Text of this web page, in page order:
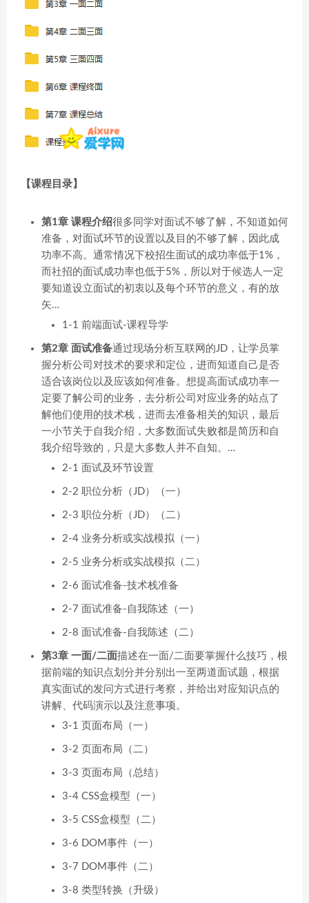
【课程目录】
第1章 课程介绍很多同学对面试不够了解，不知道如何
准备，对面试环节的设置以及目的不够了解，因此成
功率不高。通常情况下校招生面试的成功率低于1%，
而社招的面试成功率也低于5%，所以对于候选人一定
要知道设立面试的初衷以及每个环节的意义，有的放
矢…
1-1 前端面试-课程导学
第2章 面试准备通过现场分析互联网的JD，让学员掌
握分析公司对技术的要求和定位，进而知道自己是否
适合该岗位以及应该如何准备。想提高面试成功率一
定要了解公司的业务，去分析公司对应业务的站点了
解他们使用的技术栈，进而去准备相关的知识，最后
一小节关于自我介绍，大多数面试失败都是简历和自
我介绍导致的，只是大多数人并不自知。…
2-1 面试及环节设置
2-2 职位分析（JD）（一）
2-3 职位分析（JD）（二）
2-4 业务分析或实战模拟（一）
2-5 业务分析或实战模拟（二）
2-6 面试准备-技术栈准备
2-7 面试准备-自我陈述（一）
2-8 面试准备-自我陈述（二）
第3章 一面/二面描述在一面/二面要掌握什么技巧，根
据前端的知识点划分并分别出一至两道面试题，根据
真实面试的发问方式进行考察，并给出对应知识点的
讲解、代码演示以及注意事项。
3-1 页面布局（一）
3-2 页面布局（二）
3-3 页面布局（总结）
3-4 CSS盒模型（一）
3-5 CSS盒模型（二）
3-6 DOM事件（一）
3-7 DOM事件（二）
3-8 类型转换（升级）